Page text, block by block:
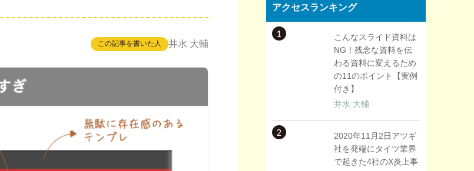
この記事を書いた人 井水 大輔
アクセスランキング
1
こんなスライド資料は
NG！残念な資料を伝
わる資料に変えるため
の11のポイント【実例
付き】
井水 大輔
2
2020年11月2日アツギ
社を発端にタイツ業界
で起きた4社のX炎上事